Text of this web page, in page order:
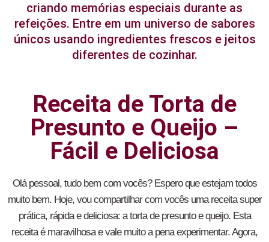
criando memórias especiais durante as
refeições. Entre em um universo de sabores
únicos usando ingredientes frescos e jeitos
diferentes de cozinhar.
Receita de Torta de
Presunto e Queijo –
Fácil e Deliciosa
Olá pessoal, tudo bem com vocês? Espero que estejam todos
muito bem. Hoje, vou compartilhar com vocês uma receita super
prática, rápida e deliciosa: a torta de presunto e queijo. Esta
receita é maravilhosa e vale muito a pena experimentar. Agora,